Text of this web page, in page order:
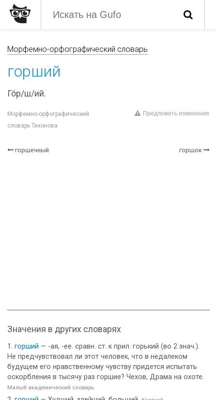
Морфемно-орфографический словарь
горший
Го́р/ш/ий.
Морфемно-орфографический
словарь Тихонова
Предложить изменения
горшечный горшок
Значения в других словарях
горший — -ая, -ее. сравн. ст. к прил. горький (во 2 знач.).
Не предчувствовал ли этот человек, что в недалеком
будущем его нравственному чувству придется испытать
оскорбления в тысячу раз горшие? Чехов, Драма на охоте.
Малый академический словарь